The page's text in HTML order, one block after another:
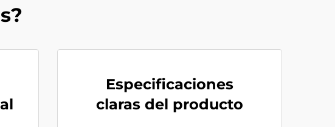
Especificaciones
claras del producto